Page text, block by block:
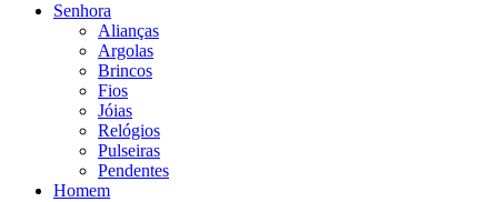
Senhora
Alianças
Argolas
Brincos
Fios
Jóias
Relógios
Pulseiras
Pendentes
Homem